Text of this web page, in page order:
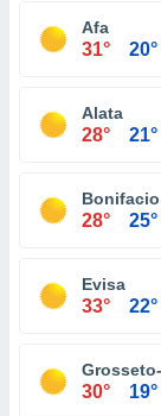
Afa
31° 20°
Alata
28° 21°
Bonifacio
28° 25°
Evisa
33° 22°
30° 19°